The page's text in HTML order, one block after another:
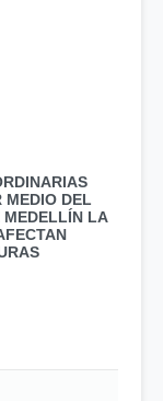
MEDIO DEL
MEDELLÍN LA